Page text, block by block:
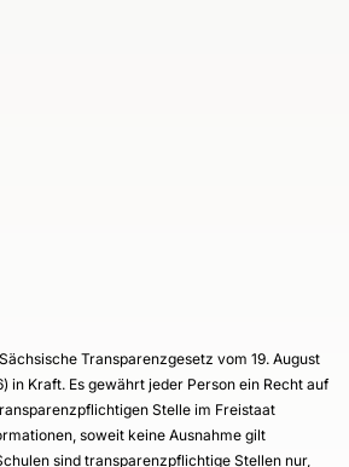
Transparenzgesetz vom 19. August
in Kraft. Es gewährt jeder Person ein Recht auf
Stelle im Freistaat
soweit keine Ausnahme gilt
sind transparenzpflichtige Stellen nur,